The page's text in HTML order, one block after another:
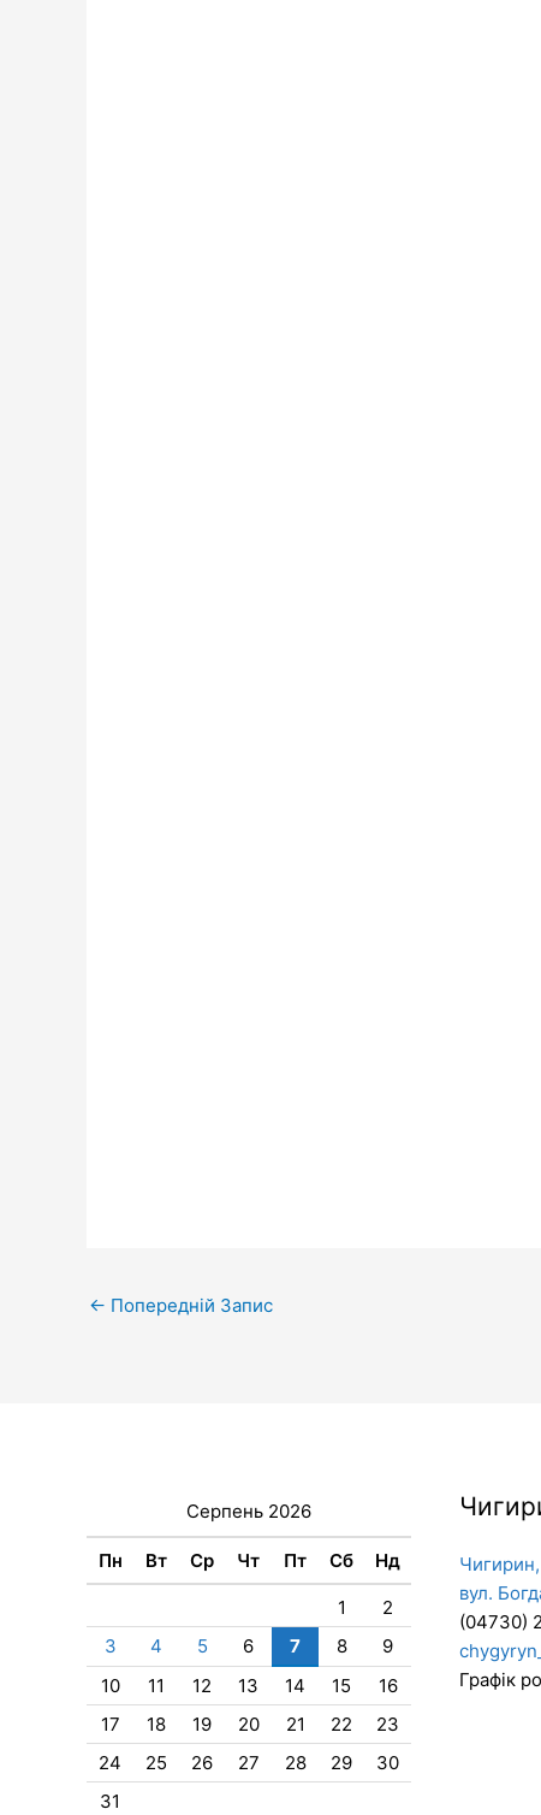
← Попередній Запис
Серпень 2026
Пн Вт Ср Чт Пт Сб Нд
1
2
3
4 5 6 7 8
9
10
11 12 13 14 15
16
17
18 19 20 21 22
23
24
25 26 27 28 29
30
31
вул.
(04730)
Графік